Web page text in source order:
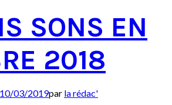
SONS EN
2018
10/03/2019par la rédac'